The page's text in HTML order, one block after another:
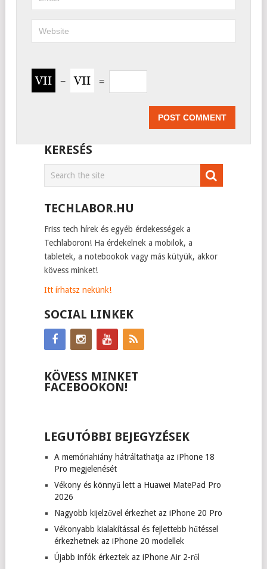
− =
KERESÉS
TECHLABOR.HU
Friss tech hírek és egyéb érdekességek a
Techlaboron! Ha érdekelnek a mobilok, a
tabletek, a notebookok vagy más kütyük, akkor
kövess minket!
Itt írhatsz nekünk!
SOCIAL LINKEK
KÖVESS MINKET
FACEBOOKON!
LEGUTÓBBI BEJEGYZÉSEK
A memóriahiány hátráltathatja az iPhone 18
Pro megjelenését
Vékony és könnyű lett a Huawei MatePad Pro
2026
Nagyobb kijelzővel érkezhet az iPhone 20 Pro
Vékonyabb kialakítással és fejlettebb hűtéssel
érkezhetnek az iPhone 20 modellek
Újabb infók érkeztek az iPhone Air 2-ről